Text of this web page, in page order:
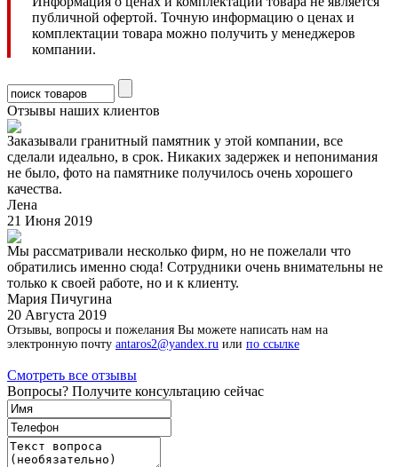
публичной офертой. Точную информацию о ценах и
комплектации товара можно получить у менеджеров
компании.
Отзывы наших клиентов
Заказывали гранитный памятник у этой компании, все
сделали идеально, в срок. Никаких задержек и непонимания
не было, фото на памятнике получилось очень хорошего
качества.
Лена
21 Июня 2019
Мы рассматривали несколько фирм, но не пожелали что
обратились именно сюда! Сотрудники очень внимательны не
только к своей работе, но и к клиенту.
Мария Пичугина
20 Августа 2019
Отзывы, вопросы и пожелания Вы можете написать нам на
электронную почту antaros2@yandex.ru или по ссылке
Смотреть все отзывы
Вопросы? Получите консультацию сейчас